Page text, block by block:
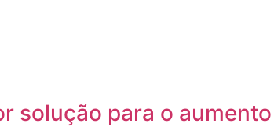
solução para o